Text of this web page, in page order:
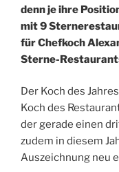
denn je ihre
mit 9
für Chefkoch
Sterne-
Der Koch des
Koch des
der gerade einen
zudem in diesem
Auszeichnung neu